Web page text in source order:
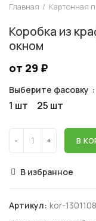
Главная Картонная
Коробка из
окном
от 29 ₽
Выберите фасовку
1 шт 25 шт
В
В избранное
Артикул: kor-